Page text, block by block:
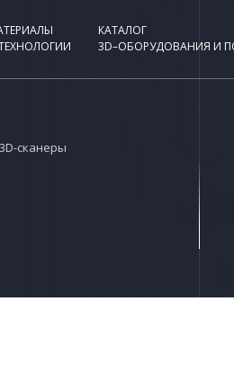
КАТАЛОГ
3D–ОБОРУДОВАНИЯ И
3D-сканеры